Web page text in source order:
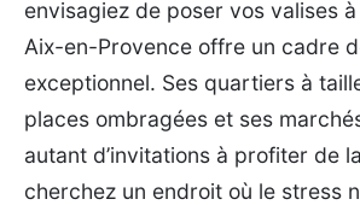
envisagiez de poser vos valises
Aix-en-Provence offre un cadre
exceptionnel. Ses quartiers à
places ombragées et ses
autant d’invitations à profiter de
cherchez un endroit où le stress